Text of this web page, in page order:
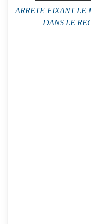
ARRETE FIXANT LE
DANS LE